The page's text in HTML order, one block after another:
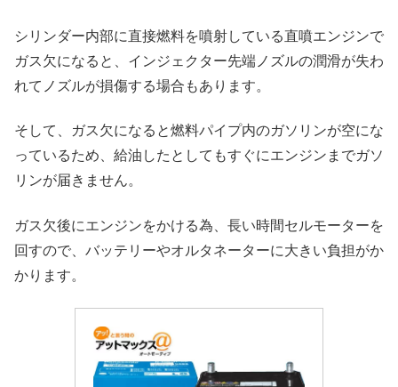
シリンダー内部に直接燃料を噴射している直噴エンジンで
ガス欠になると、インジェクター先端ノズルの潤滑が失わ
れてノズルが損傷する場合もあります。
そして、ガス欠になると燃料パイプ内のガソリンが空にな
っているため、給油したとしてもすぐにエンジンまでガソ
リンが届きません。
ガス欠後にエンジンをかける為、長い時間セルモーターを
回すので、バッテリーやオルタネーターに大きい負担がか
かります。